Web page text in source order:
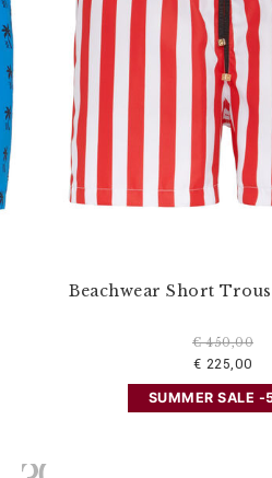
Beachwear Short
€ 450,00
€ 225,00
SUMMER SALE -